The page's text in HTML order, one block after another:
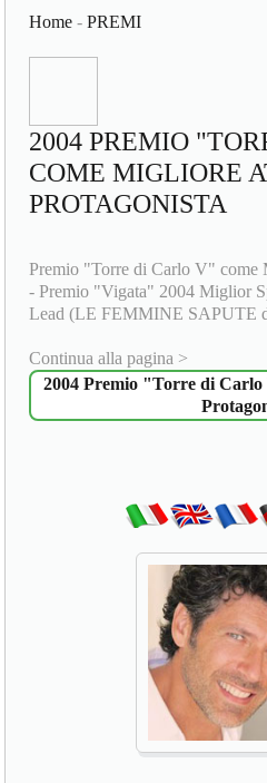
Home -PREMI
2004 PREMIO
COME MIGLIORE
PROTAGONISTA
Premio "Torre di Carlo V" come
- Premio "Vigata" 2004 Miglior
Lead (LE FEMMINE SAPUTE
Continua alla pagina >
2004 Premio "Torre di